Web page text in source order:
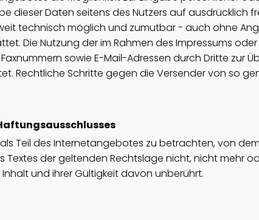
dieser Daten seitens des Nutzers auf ausdrücklich
technisch möglich und zumutbar - auch ohne
Die Nutzung der im Rahmen des Impressums
sowie E-Mail-Adressen durch Dritte zur
Rechtliche Schritte gegen die Versender von so
Teil des Internetangebotes zu betrachten, von
Textes der geltenden Rechtslage nicht, nicht mehr
und ihrer Gültigkeit davon unberührt.